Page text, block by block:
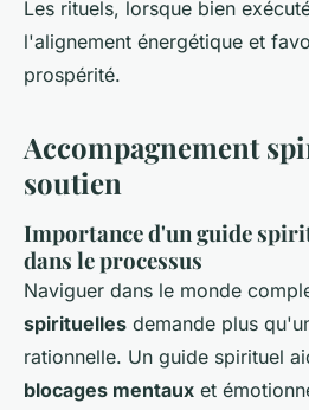
Les rituels, lorsque bien
l'alignement énergétique et
prospérité.
Accompagnement
soutien
Importance d'un guide
dans le processus
Naviguer dans le monde
spirituelles demande plus
rationnelle. Un guide spirituel
blocages mentaux et